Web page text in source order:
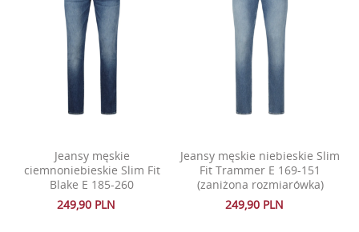
Jeansy męskie
ciemnoniebieskie Slim Fit
Blake E 185-260
249,90 PLN
Jeansy męskie niebieskie Slim
Fit Trammer E 169-151
(zaniżona rozmiarówka)
249,90 PLN